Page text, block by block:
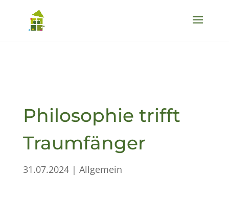
Philosophie trifft
Traumfänger
31.07.2024| Allgemein